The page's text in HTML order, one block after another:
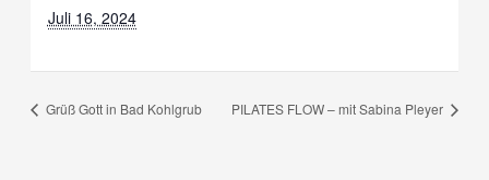
Juli 16, 2024
Grüß Gott in Bad Kohlgrub PILATES FLOW – mit Sabina Pleyer